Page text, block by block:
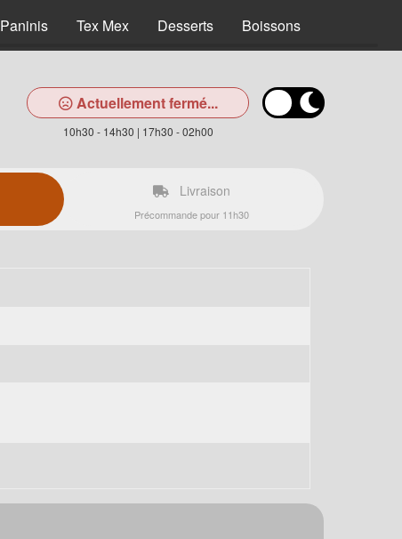
Paninis Tex Mex Desserts Boissons
Actuellement fermé...
10h30 - 14h30 | 17h30 - 02h00
Livraison
Précommande pour 11h30